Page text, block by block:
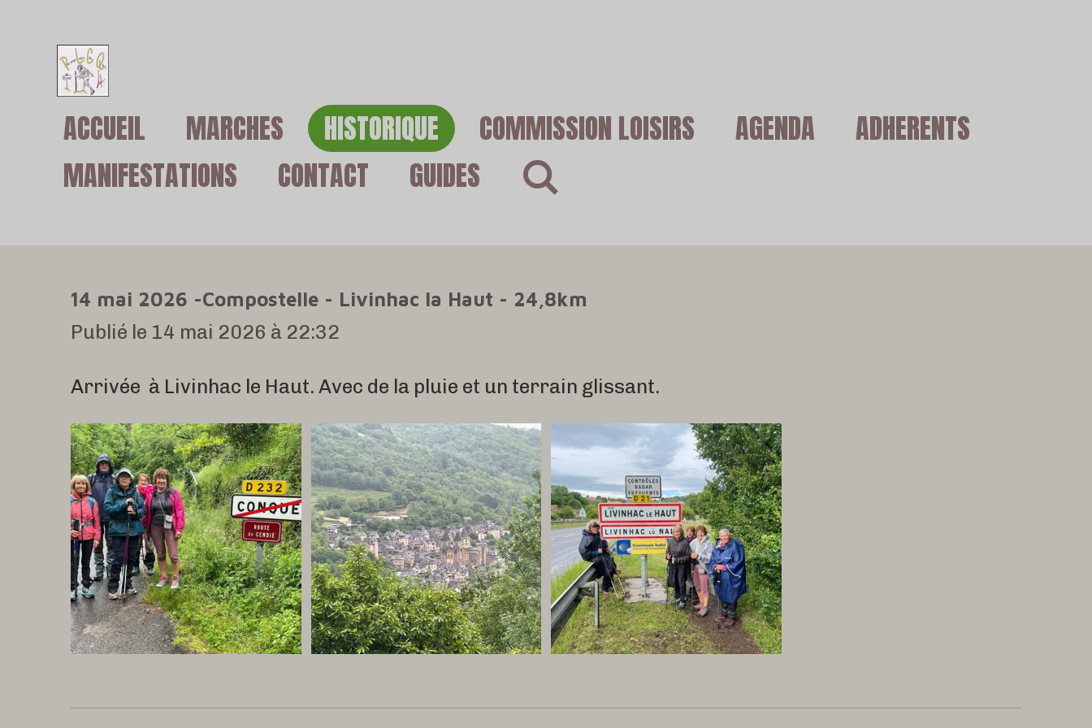
contenu
principalACCUEIL MARCHES HISTORIQUE COMMISSION LOISIRS AGENDA
ADHERENTS
MANIFESTATIONS
CONTACT GUIDES
14 mai 2026 -Compostelle - Livinhac la Haut - 24,8km
Publié le 14 mai 2026 à 22:32
Arrivée à Livinhac le Haut. Avec de la pluie et un terrain glissant.